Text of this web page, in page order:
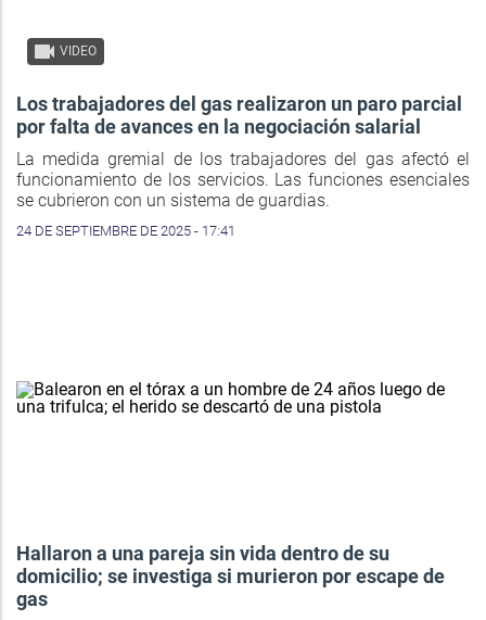
VIDEO
Los trabajadores del gas realizaron un paro parcial
por falta de avances en la negociación salarial
La medida gremial de los trabajadores del gas afectó el
funcionamiento de los servicios. Las funciones esenciales
se cubrieron con un sistema de guardias.
24 DE SEPTIEMBRE DE 2025 - 17:41
Hallaron a una pareja sin vida dentro de su
domicilio; se investiga si murieron por escape de
gas